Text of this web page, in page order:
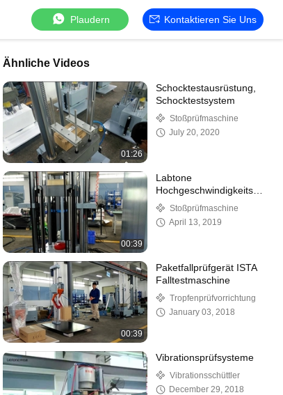
Plaudern Kontaktieren Sie Uns
Ähnliche Videos
01:26
Schocktestausrüstung,
Schocktestsystem
Stoßprüfmaschine
July 20, 2020
00:39
Labtone
Hochgeschwindigkeits-
Mechanikschock-
Testausrüstung
Stoßprüfmaschine
April 13, 2019
00:39
Paketfallprüfgerät ISTA
Falltestmaschine
Tropfenprüfvorrichtung
January 03, 2018
Vibrationsprüfsysteme
Vibrationsschüttler
December 29, 2018